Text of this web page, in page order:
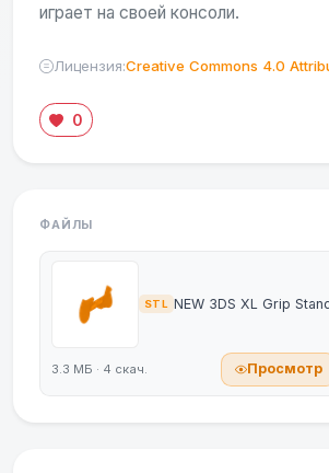
играет на своей консоли.
Лицензия:Creative Commons 4.0
0
ФАЙЛЫ
STL NEW 3DS XL Grip
3.3 МБ · 4 скач. Просмотр